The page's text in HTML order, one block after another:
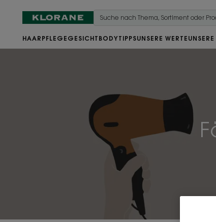
HAARPFLEGE GESICHT BODYTIPPSUNSERE WERTE